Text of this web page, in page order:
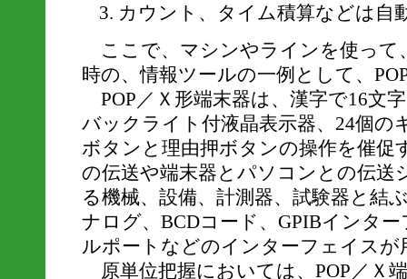
カウント、タイム積算などは自
ここで、マシンやラインを使って
時の、情報ツールの一例として、
POP／Ｘ形端末器は、漢字で16文
バックライト付液晶表示器、24個の
ボタンと理由押ボタンの操作を催促
の伝送や端末器とパソコンとの伝送
る機械、設備、計測器、試験器と結
ナログ、BCDコード、GPIBインタ
ルポートなどのインターフェイスが
原単位把握においては、POP／Ｘ